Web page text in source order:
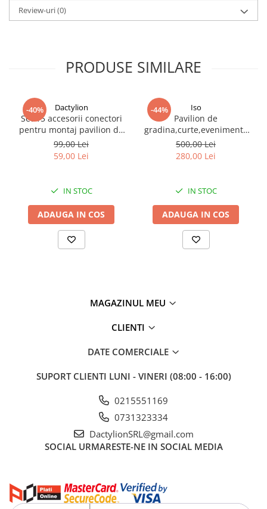
Elementul de incalzire ceramic asigura o incalzire rapida,
de la lipirea componentelor electronice de precizie pana la
accesorii pentru manipularea cablurilor si o husa practica pentru
transport si depozitare. Toate componentele sunt organizate
eficient, fiind usor de transportat si utilizat oriunde este nevoie.
Review-uri(0)
PRODUSE SIMILARE
-40% Dactylion
Set 15 accesorii conectori
pentru montaj pavilion de
gradina 3x6 m, piese din
ABS, alb
99,00 Lei
59,00 Lei
IN STOC
ADAUGA IN COS
-44% Iso
Pavilion de
gradina,curte,evenimente
3x3 m cu accesorii de
montare incluse -
Alb/Cenusiu
500,00 Lei
280,00 Lei
IN STOC
ADAUGA IN COS
MAGAZINUL MEU
CLIENTI
DATE COMERCIALE
SUPORT CLIENTI LUNI - VINERI (08:00 - 16:00)
0215551169
0731323334
DactylionSRL@gmail.com
SOCIAL URMARESTE-NE IN SOCIAL MEDIA